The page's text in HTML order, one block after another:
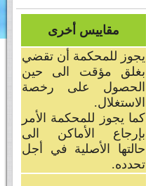
مقاييس أخرى
يجوز للمحكمة أن تقضي
بغلق مؤقت الى حين
الحصول على رخصة
الاستغلال.
كما يجوز للمحكمة الأمر
بإرجاع الأماكن الى
حالتها الأصلية في أجل
تحدده.